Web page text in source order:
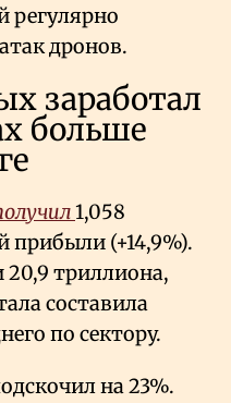
регулярно
дронов.
заработал
больше
1,058
прибыли (+14,9%).
триллиона,
составила
по сектору.
на 23%.